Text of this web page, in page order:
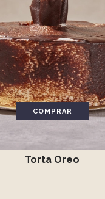
COMPRAR
Torta Oreo